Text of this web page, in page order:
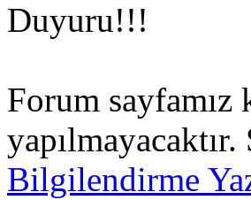
Duyuru!!!
Forum
Bilgilendirme